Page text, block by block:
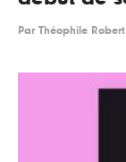
Par Théophile Robert